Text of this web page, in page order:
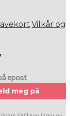
Vilkår og
epost
meg på